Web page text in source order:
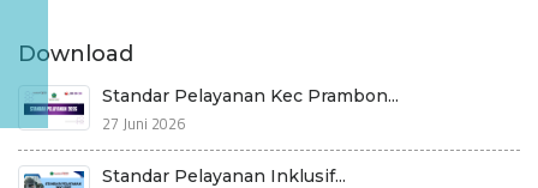
Download
Standar Pelayanan Kec Prambon...
27 Juni 2026
Standar Pelayanan Inklusif...